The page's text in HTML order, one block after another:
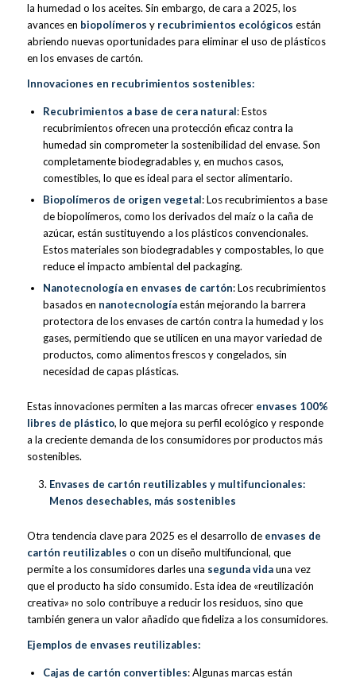
la humedad o los aceites. Sin embargo, de cara a 2025, los
avances en biopolímeros y recubrimientos ecológicos están
abriendo nuevas oportunidades para eliminar el uso de plásticos
en los envases de cartón.
Innovaciones en recubrimientos sostenibles:
Recubrimientos a base de cera natural: Estos
recubrimientos ofrecen una protección eficaz contra la
humedad sin comprometer la sostenibilidad del envase. Son
completamente biodegradables y, en muchos casos,
comestibles, lo que es ideal para el sector alimentario.
Biopolímeros de origen vegetal: Los recubrimientos a base
de biopolímeros, como los derivados del maíz o la caña de
azúcar, están sustituyendo a los plásticos convencionales.
Estos materiales son biodegradables y compostables, lo que
reduce el impacto ambiental del packaging.
Nanotecnología en envases de cartón: Los recubrimientos
basados en nanotecnologíaestán mejorando la barrera
protectora de los envases de cartón contra la humedad y los
gases, permitiendo que se utilicen en una mayor variedad de
productos, como alimentos frescos y congelados, sin
necesidad de capas plásticas.
Estas innovaciones permiten a las marcas ofrecer envases 100%
libres de plástico, lo que mejora su perfil ecológico y responde
a la creciente demanda de los consumidores por productos más
sostenibles.
Envases de cartón reutilizables y multifuncionales:
Menos desechables, más sostenibles
Otra tendencia clave para 2025 es el desarrollo de envases de
cartón reutilizables o con un diseño multifuncional, que
permite a los consumidores darles una segunda vidauna vez
que el producto ha sido consumido. Esta idea de «reutilización
creativa» no solo contribuye a reducir los residuos, sino que
también genera un valor añadido que fideliza a los consumidores.
Ejemplos de envases reutilizables:
Cajas de cartón convertibles: Algunas marcas están